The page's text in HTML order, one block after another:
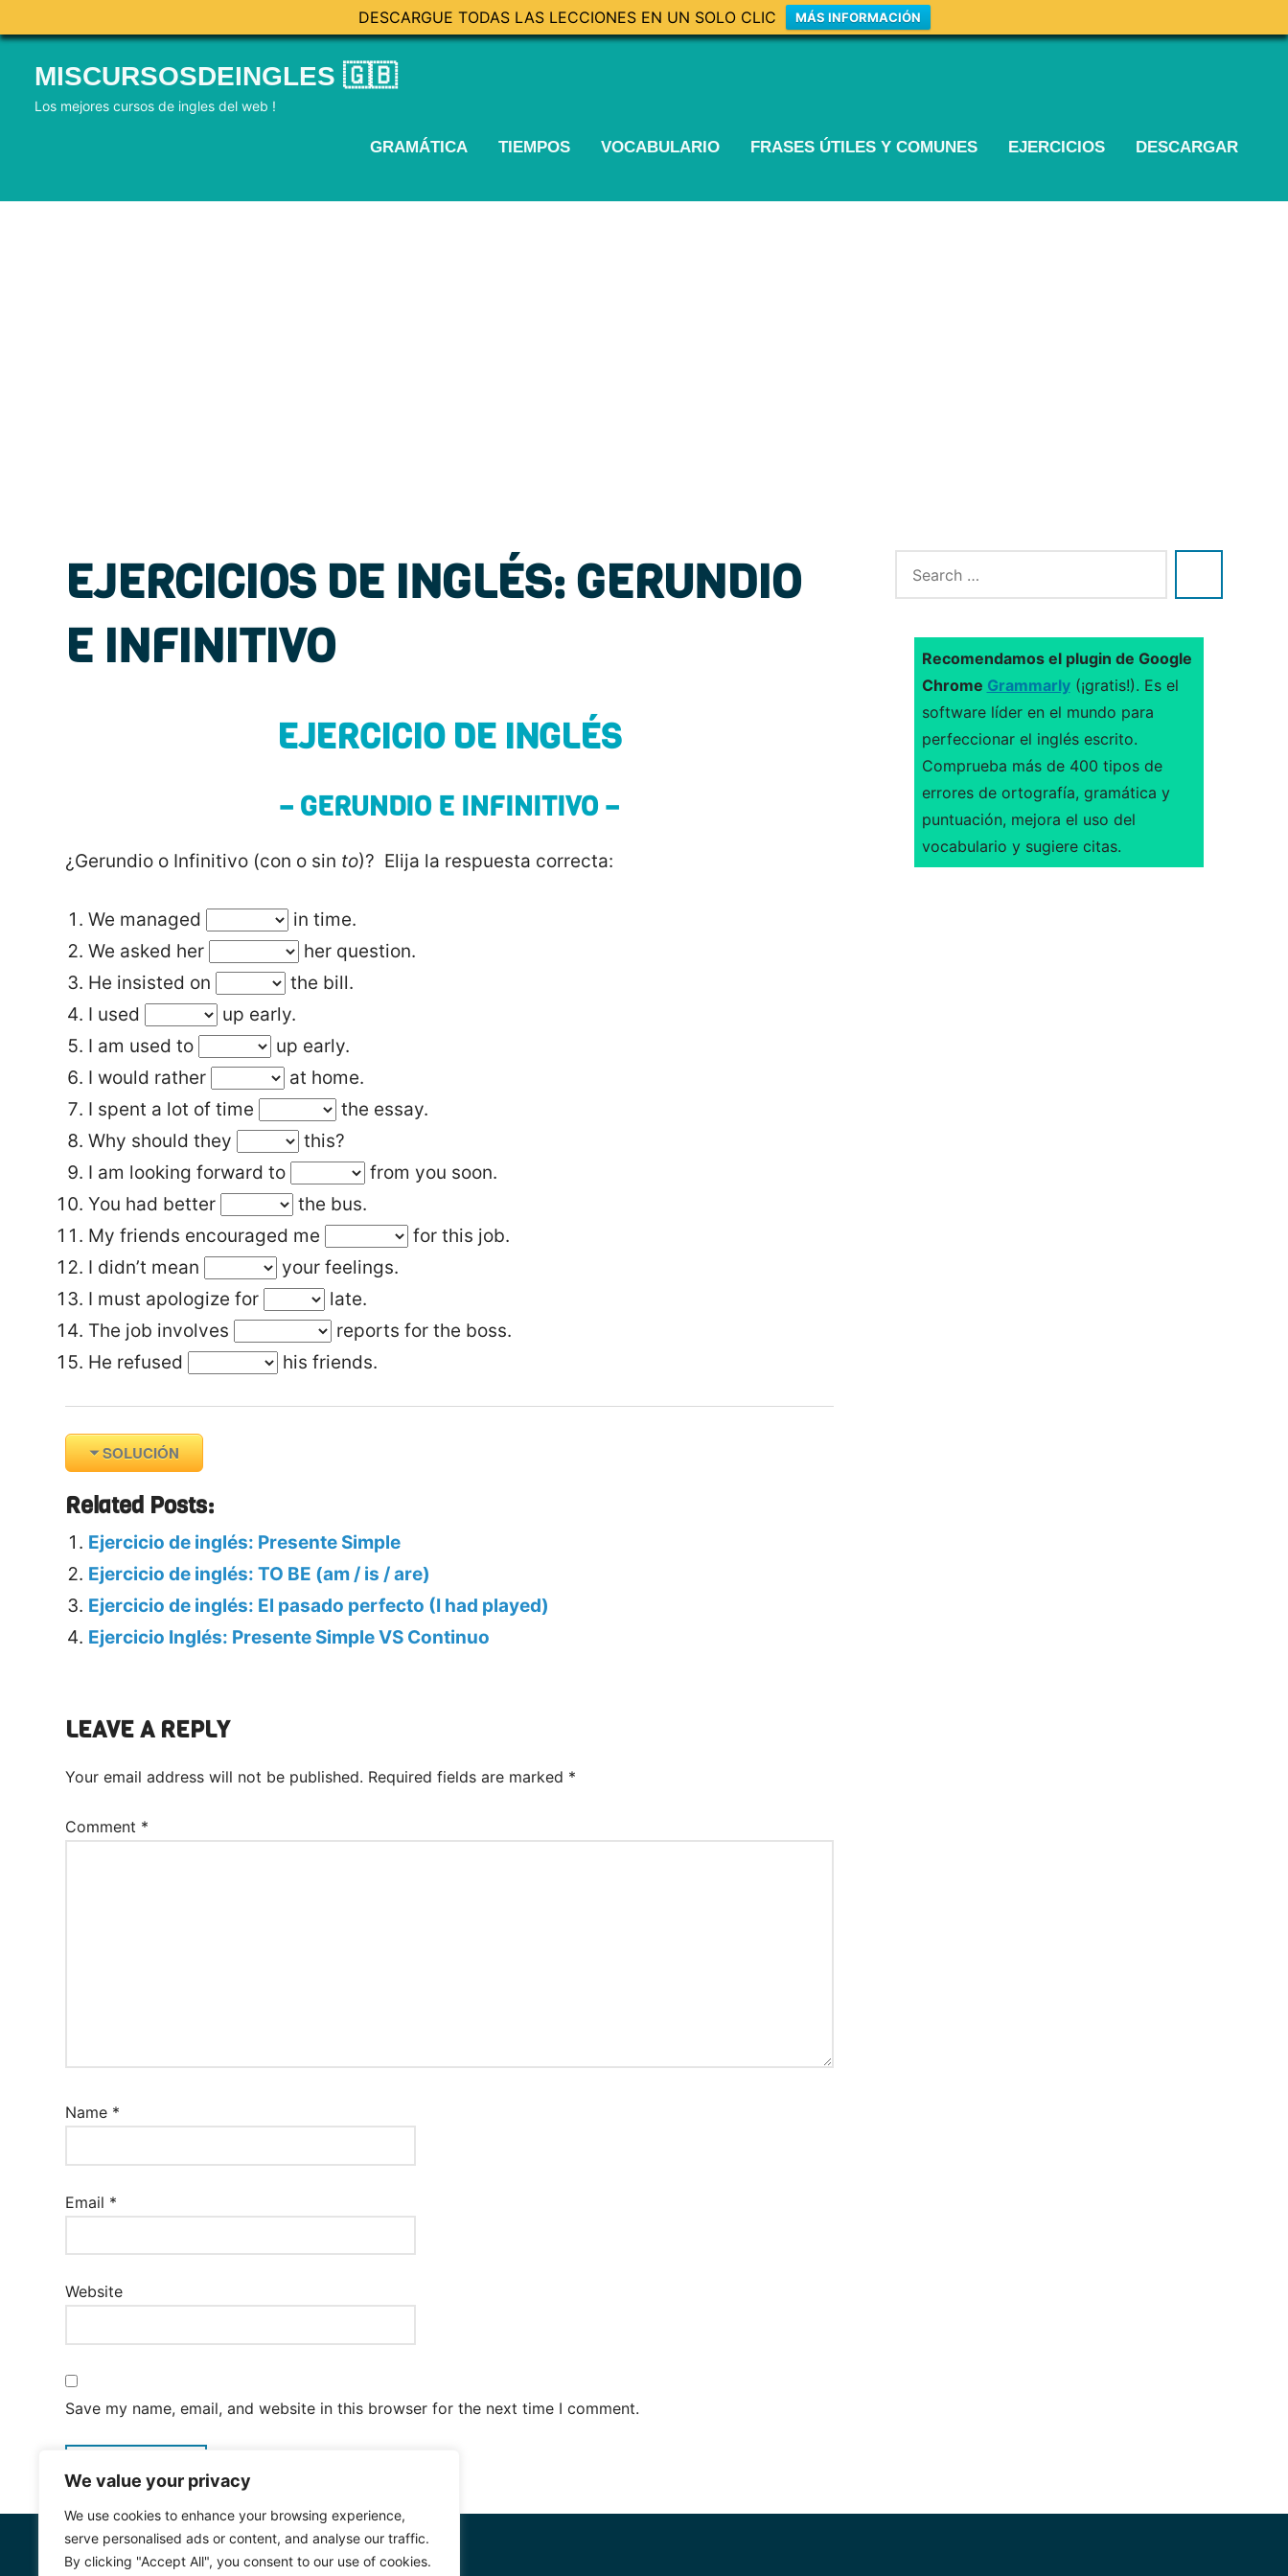
DESCARGUE TODAS LAS LECCIONES EN UN SOLO CLIC MÁS INFORMACIÓN
We value your privacy
We use cookies to enhance your browsing experience,
serve personalised ads or content, and analyse our traffic.
By clicking "Accept All", you consent to our use of cookies.
Skip
content
MISCURSOSDEINGLES 🇬🇧
Los mejores cursos de ingles del web !
GRAMÁTICA TIEMPOS VOCABULARIO FRASES ÚTILES Y COMUNES EJERCICIOS DESCARGAR
EJERCICIOS DE INGLÉS: GERUNDIO
E INFINITIVO
EJERCICIO DE INGLÉS
– GERUNDIO E INFINITIVO –
¿Gerundio o Infinitivo (con o sin to)? Elija la respuesta correcta:
We managed
in time.
We asked her
her question.
He insisted on
the bill.
I used
up early.
I am used to
up early.
I would rather
at home.
I spent a lot of time
the essay.
Why should they
this?
I am looking forward to
from you soon.
You had better
the bus.
My friends encouraged me
for this job.
I didn’t mean
your feelings.
I must apologize for
late.
The job involves
reports for the boss.
He refused
his friends.
SOLUCIÓN
Related Posts:
Ejercicio de inglés: Presente Simple
Ejercicio de inglés: TO BE (am / is / are)
Ejercicio de inglés: El pasado perfecto (I had played)
Ejercicio Inglés: Presente Simple VS Continuo
Ejercicios
LEAVE A REPLY
Your email address will not be published. Required fields are marked *
Comment *
Name *
Email *
Website
Save my name, email, and website in this browser for the next time I comment.
Recomendamos el plugin de Google
Chrome Grammarly(¡gratis!). Es el
software líder en el mundo para
perfeccionar el inglés escrito.
Comprueba más de 400 tipos de
errores de ortografía, gramática y
puntuación, mejora el uso del
vocabulario y sugiere citas.